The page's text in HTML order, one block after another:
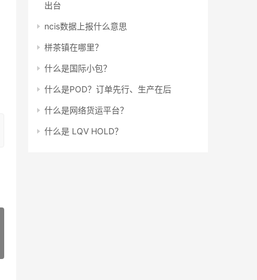
出台
ncis数据上报什么意思
栟茶镇在哪里？
什么是国际小包？
什么是POD？订单先行、生产在后
什么是网络货运平台？
什么是 LQV HOLD？